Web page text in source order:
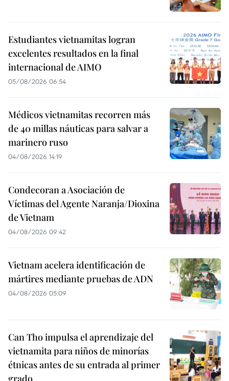
Estudiantes vietnamitas logran
excelentes resultados en la final
internacional de AIMO
05/08/2026 06:54
Médicos vietnamitas recorren más
de 40 millas náuticas para salvar a
marinero ruso
04/08/2026 14:19
Condecoran a Asociación de
Víctimas del Agente Naranja/Dioxina
de Vietnam
04/08/2026 09:42
Vietnam acelera identificación de
mártires mediante pruebas de ADN
04/08/2026 05:09
Can Tho impulsa el aprendizaje del
vietnamita para niños de minorías
étnicas antes de su entrada al primer
grado